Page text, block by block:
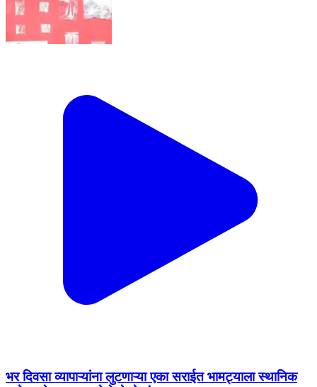
भर दिवसा व्यापाऱ्यांना लुटणाऱ्या एका सराईत भामट्याला स्थानिक